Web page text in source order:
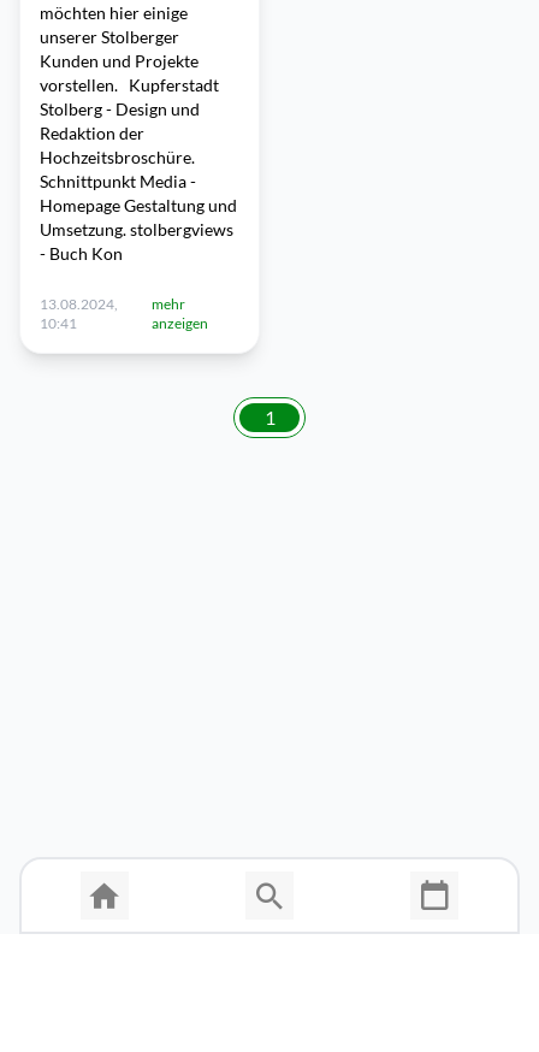
möchten hier einige
unserer Stolberger
Kunden und Projekte
vorstellen. Kupferstadt
Stolberg - Design und
Redaktion der
Hochzeitsbroschüre.
Schnittpunkt Media -
Homepage Gestaltung und
Umsetzung. stolbergviews
- Buch Kon
13.08.2024,
10:41
mehr
anzeigen
1